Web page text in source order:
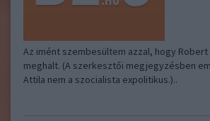
Az imént szembesültem azzal, hogy
meghalt. (A szerkesztői megjegyzésben
Attila nem a szocialista expolitikus.)..